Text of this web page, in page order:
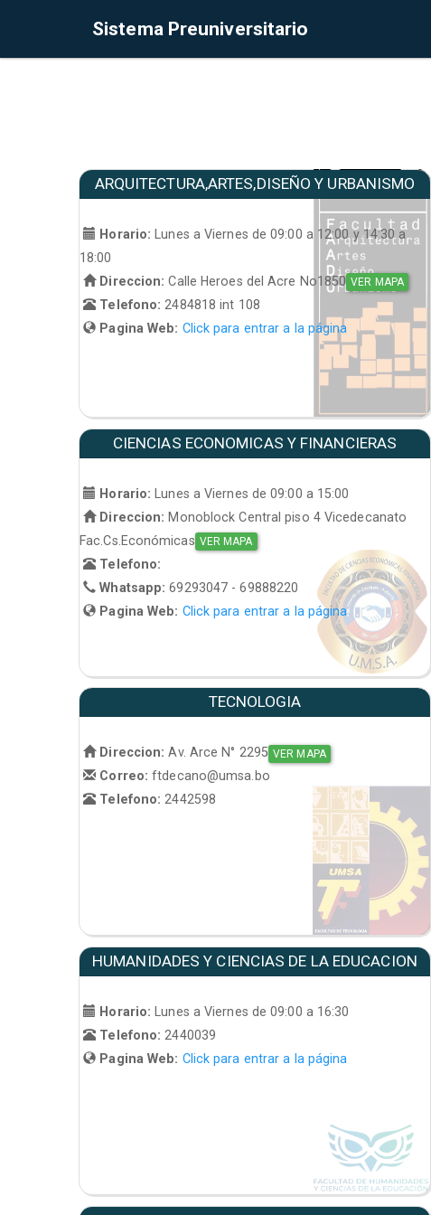
Sistema Preuniversitario
ARQUITECTURA,ARTES,DISEÑO Y URBANISMO
Horario:
Lunes a Viernes de 09:00 a 12:00 y 14:30 a
18:00
Direccion: Calle Heroes del Acre No1850 VER MAPA
Telefono: 2484818 int 108
Pagina Web: Click para entrar a la página
CIENCIAS ECONOMICAS Y FINANCIERAS
Horario:
Lunes a Viernes de 09:00 a 15:00
Direccion: Monoblock Central piso 4 Vicedecanato
Fac.Cs.Económicas VER MAPA
Telefono:
Whatsapp:69293047 - 69888220
Pagina Web: Click para entrar a la página
TECNOLOGIA
Direccion: Av. Arce N° 2295 VER MAPA
Correo:ftdecano@umsa.bo
Telefono:2442598
HUMANIDADES Y CIENCIAS DE LA EDUCACION
Horario:
Lunes a Viernes de 09:00 a 16:30
Telefono: 2440039
Pagina Web: Click para entrar a la página